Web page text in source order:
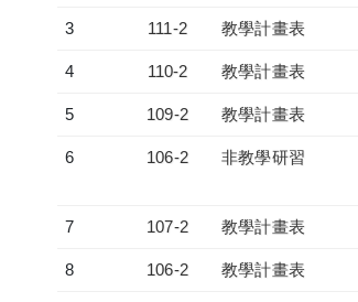
3 111-2 教學計畫表
4 110-2 教學計畫表
5 109-2 教學計畫表
6 106-2 非教學研習
7 107-2 教學計畫表
8 106-2 教學計畫表